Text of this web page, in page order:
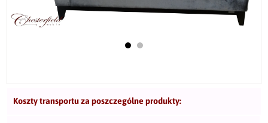
Koszty transportu za poszczególne produkty: